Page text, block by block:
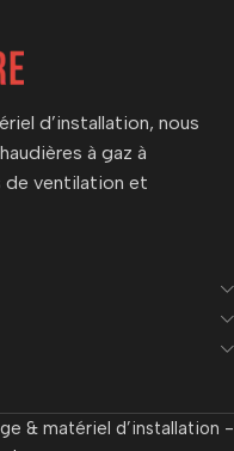
d’installation, nous
à gaz à
de ventilation et
& matériel d’installation -